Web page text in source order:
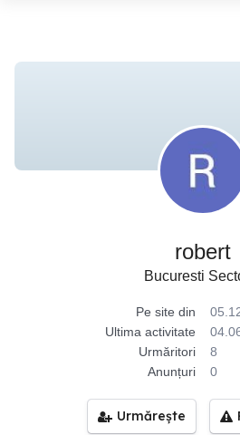
robert
Bucuresti
Pe site din
Ultima activitate
Urmăritori
8
Anunțuri
0
Urmărește